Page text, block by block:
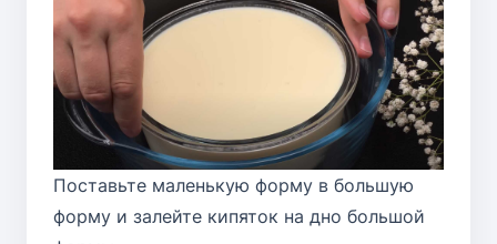
Поставьте маленькую форму в большую
форму и залейте кипяток на дно большой